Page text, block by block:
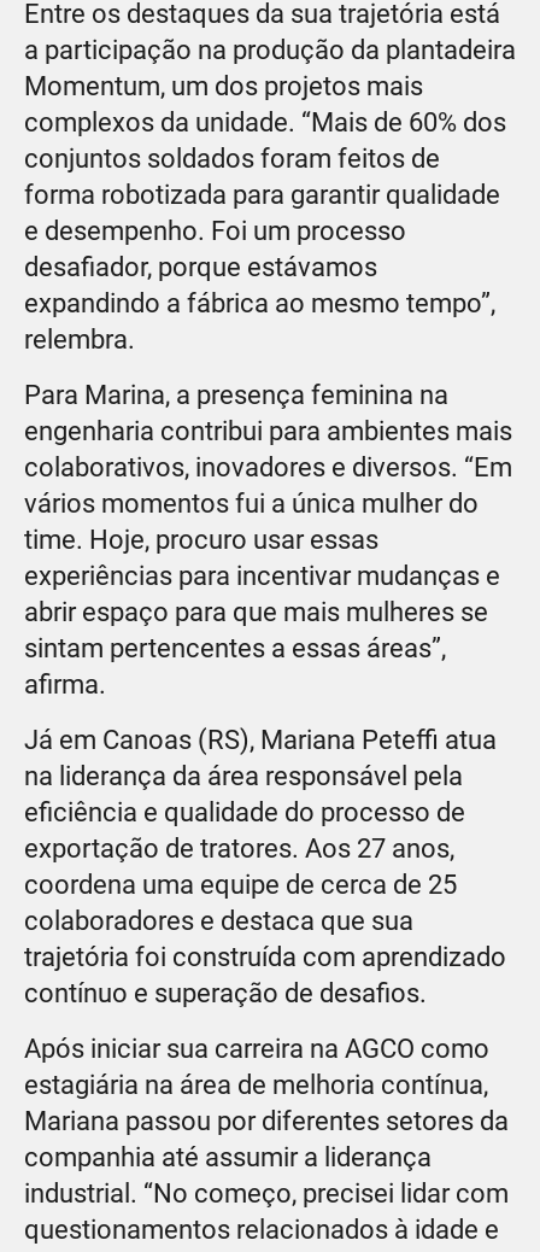
Entre os destaques da sua trajetória está
a participação na produção da plantadeira
Momentum, um dos projetos mais
complexos da unidade. “Mais de 60% dos
conjuntos soldados foram feitos de
forma robotizada para garantir qualidade
e desempenho. Foi um processo
desafiador, porque estávamos
expandindo a fábrica ao mesmo tempo”,
relembra.
Para Marina, a presença feminina na
engenharia contribui para ambientes mais
colaborativos, inovadores e diversos. “Em
vários momentos fui a única mulher do
time. Hoje, procuro usar essas
experiências para incentivar mudanças e
abrir espaço para que mais mulheres se
sintam pertencentes a essas áreas”,
afirma.
Já em Canoas (RS), Mariana Peteffi atua
na liderança da área responsável pela
eficiência e qualidade do processo de
exportação de tratores. Aos 27 anos,
coordena uma equipe de cerca de 25
colaboradores e destaca que sua
trajetória foi construída com aprendizado
contínuo e superação de desafios.
Após iniciar sua carreira na AGCO como
estagiária na área de melhoria contínua,
Mariana passou por diferentes setores da
companhia até assumir a liderança
industrial. “No começo, precisei lidar com
questionamentos relacionados à idade e